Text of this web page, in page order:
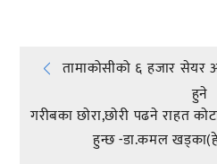
Post
navigation
तामाकोसीको ६ हजार सेयर
हुने
गरीबका छाेरा,छाेरी पढने राहत
हुन्छ -डा.कमल